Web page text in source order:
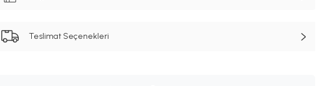
Teslimat Seçenekleri